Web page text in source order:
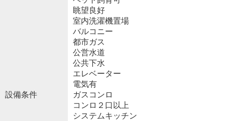
設備条件
眺望良好
室内洗濯機置場
バルコニー
都市ガス
公営水道
公共下水
エレベーター
電気有
ガスコンロ
コンロ２口以上
システムキッチン